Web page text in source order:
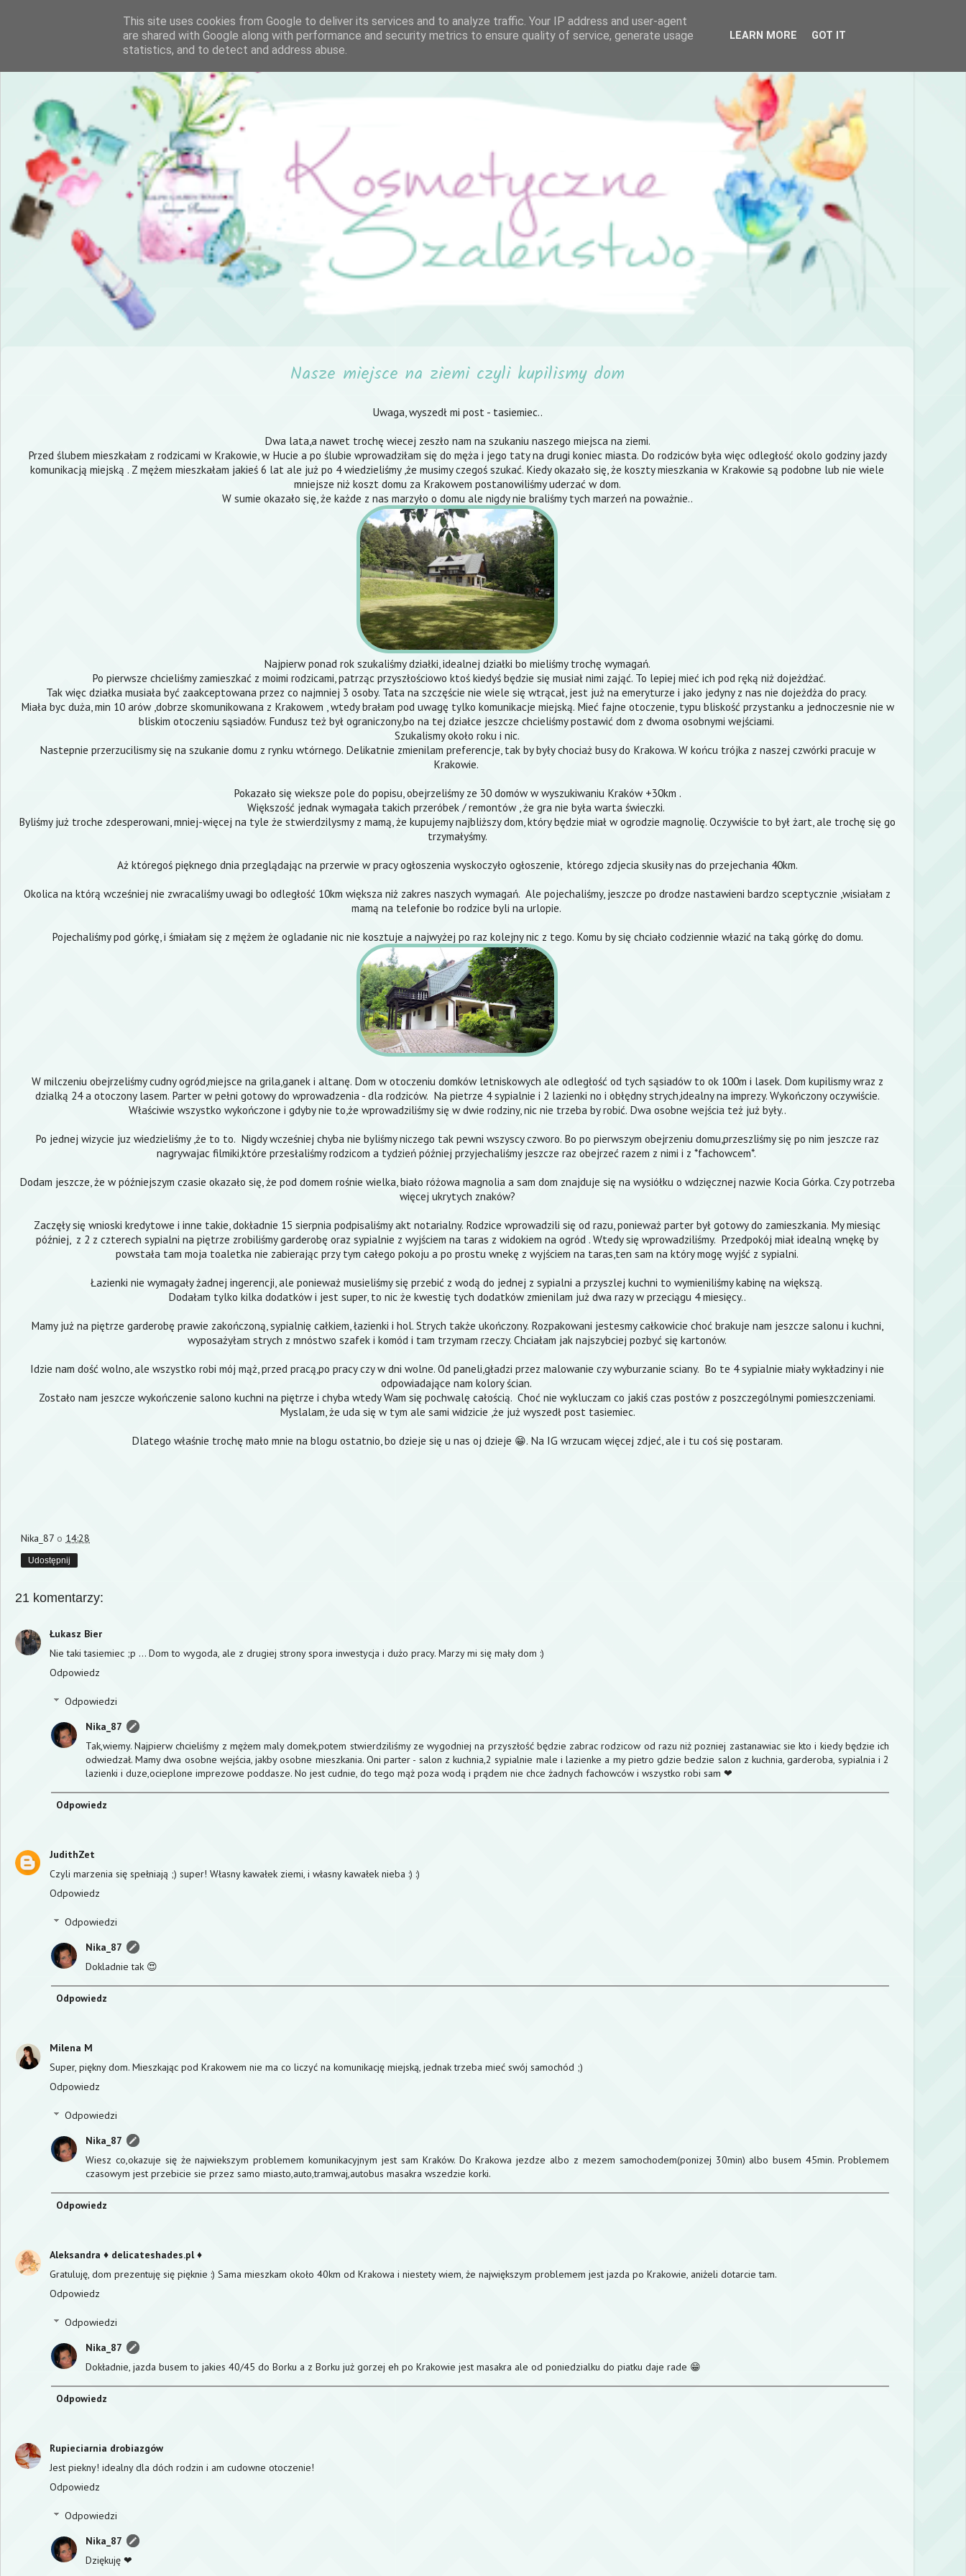
Nasze miejsce na ziemi czyli kupilismy dom
Uwaga, wyszedł mi post - tasiemiec..
Dwa lata,a nawet trochę wiecej zeszło nam na szukaniu naszego miejsca na ziemi.
Przed ślubem mieszkałam z rodzicami w Krakowie, w Hucie a po ślubie wprowadziłam się do męża i jego taty na drugi koniec miasta. Do rodziców była więc odległość okolo godziny jazdy
komunikacją miejską . Z mężem mieszkałam jakieś 6 lat ale już po 4 wiedzieliśmy ,że musimy czegoś szukać. Kiedy okazało się, że koszty mieszkania w Krakowie są podobne lub nie wiele
mniejsze niż koszt domu za Krakowem postanowiliśmy uderzać w dom.
W sumie okazało się, że każde z nas marzyło o domu ale nigdy nie braliśmy tych marzeń na poważnie..
Najpierw ponad rok szukaliśmy działki, idealnej działki bo mieliśmy trochę wymagań.
Po pierwsze chcieliśmy zamieszkać z moimi rodzicami, patrząc przyszłościowo ktoś kiedyś będzie się musiał nimi zająć. To lepiej mieć ich pod ręką niż dojeżdżać.
Tak więc działka musiała być zaakceptowana przez co najmniej 3 osoby. Tata na szczęście nie wiele się wtrącał, jest już na emeryturze i jako jedyny z nas nie dojeżdża do pracy.
Miała byc duża, min 10 arów ,dobrze skomunikowana z Krakowem , wtedy brałam pod uwagę tylko komunikacje miejską. Mieć fajne otoczenie, typu bliskość przystanku a jednoczesnie nie w
bliskim otoczeniu sąsiadów. Fundusz też był ograniczony,bo na tej działce jeszcze chcieliśmy postawić dom z dwoma osobnymi wejściami.
Szukalismy około roku i nic.
Nastepnie przerzucilismy się na szukanie domu z rynku wtórnego. Delikatnie zmienilam preferencje, tak by były chociaż busy do Krakowa. W końcu trójka z naszej czwórki pracuje w
Krakowie.
Pokazało się wieksze pole do popisu, obejrzeliśmy ze 30 domów w wyszukiwaniu Kraków +30km .
Większość jednak wymagała takich przeróbek / remontów , że gra nie była warta świeczki.
Byliśmy już troche zdesperowani, mniej-więcej na tyle że stwierdzilysmy z mamą, że kupujemy najbliższy dom, który będzie miał w ogrodzie magnolię. Oczywiście to był żart, ale trochę się go
trzymałyśmy.
Aż któregoś pięknego dnia przeglądając na przerwie w pracy ogłoszenia wyskoczyło ogłoszenie, którego zdjecia skusiły nas do przejechania 40km.
Okolica na którą wcześniej nie zwracaliśmy uwagi bo odległość 10km większa niż zakres naszych wymagań. Ale pojechaliśmy, jeszcze po drodze nastawieni bardzo sceptycznie ,wisiałam z
mamą na telefonie bo rodzice byli na urlopie.
Pojechaliśmy pod górkę, i śmiałam się z mężem że ogladanie nic nie kosztuje a najwyżej po raz kolejny nic z tego. Komu by się chciało codziennie włazić na taką górkę do domu.
W milczeniu obejrzeliśmy cudny ogród,miejsce na grila,ganek i altanę. Dom w otoczeniu domków letniskowych ale odległość od tych sąsiadów to ok 100m i lasek. Dom kupilismy wraz z
dzialką 24 a otoczony lasem. Parter w pełni gotowy do wprowadzenia - dla rodziców. Na pietrze 4 sypialnie i 2 lazienki no i obłędny strych,idealny na imprezy. Wykończony oczywiście.
Właściwie wszystko wykończone i gdyby nie to,że wprowadziliśmy się w dwie rodziny, nic nie trzeba by robić. Dwa osobne wejścia też już były..
Po jednej wizycie juz wiedzieliśmy ,że to to. Nigdy wcześniej chyba nie byliśmy niczego tak pewni wszyscy czworo. Bo po pierwszym obejrzeniu domu,przeszliśmy się po nim jeszcze raz
nagrywajac filmiki,które przesłaliśmy rodzicom a tydzień później przyjechaliśmy jeszcze raz obejrzeć razem z nimi i z *fachowcem*.
Dodam jeszcze, że w późniejszym czasie okazało się, że pod domem rośnie wielka, biało różowa magnolia a sam dom znajduje się na wysiółku o wdzięcznej nazwie Kocia Górka. Czy potrzeba
więcej ukrytych znaków?
Zaczęły się wnioski kredytowe i inne takie, dokładnie 15 sierpnia podpisaliśmy akt notarialny. Rodzice wprowadzili się od razu, ponieważ parter był gotowy do zamieszkania. My miesiąc
później, z 2 z czterech sypialni na piętrze zrobiliśmy garderobę oraz sypialnie z wyjściem na taras z widokiem na ogród . Wtedy się wprowadziliśmy. Przedpokój miał idealną wnękę by
powstała tam moja toaletka nie zabierając przy tym całego pokoju a po prostu wnekę z wyjściem na taras,ten sam na który mogę wyjść z sypialni.
Łazienki nie wymagały żadnej ingerencji, ale ponieważ musieliśmy się przebić z wodą do jednej z sypialni a przyszlej kuchni to wymieniliśmy kabinę na większą.
Dodałam tylko kilka dodatków i jest super, to nic że kwestię tych dodatków zmienilam już dwa razy w przeciągu 4 miesięcy..
Mamy już na piętrze garderobę prawie zakończoną, sypialnię całkiem, łazienki i hol. Strych także ukończony. Rozpakowani jestesmy całkowicie choć brakuje nam jeszcze salonu i kuchni,
wyposażyłam strych z mnóstwo szafek i komód i tam trzymam rzeczy. Chciałam jak najszybciej pozbyć się kartonów.
Idzie nam dość wolno, ale wszystko robi mój mąż, przed pracą,po pracy czy w dni wolne. Od paneli,gładzi przez malowanie czy wyburzanie sciany. Bo te 4 sypialnie miały wykładziny i nie
odpowiadające nam kolory ścian.
Zostało nam jeszcze wykończenie salono kuchni na piętrze i chyba wtedy Wam się pochwalę całością. Choć nie wykluczam co jakiś czas postów z poszczególnymi pomieszczeniami.
Myslalam, że uda się w tym ale sami widzicie ,że już wyszedł post tasiemiec.
Dlatego właśnie trochę mało mnie na blogu ostatnio, bo dzieje się u nas oj dzieje 😁. Na IG wrzucam więcej zdjeć, ale i tu coś się postaram.
Nika_87 o 14:28
Udostępnij
21 komentarzy:
Łukasz Bier
Nie taki tasiemiec ;p ... Dom to wygoda, ale z drugiej strony spora inwestycja i dużo pracy. Marzy mi się mały dom :)
Odpowiedz
Odpowiedzi
Nika_87
Tak,wiemy. Najpierw chcieliśmy z mężem maly domek,potem stwierdziliśmy ze wygodniej na przyszłość będzie zabrac rodzicow od razu niż pozniej zastanawiac sie kto i kiedy będzie ich
odwiedzał. Mamy dwa osobne wejścia, jakby osobne mieszkania. Oni parter - salon z kuchnia,2 sypialnie male i lazienke a my pietro gdzie bedzie salon z kuchnia, garderoba, sypialnia i 2
lazienki i duze,ocieplone imprezowe poddasze. No jest cudnie, do tego mąż poza wodą i prądem nie chce żadnych fachowców i wszystko robi sam ❤
Odpowiedz
JudithZet
Czyli marzenia się spełniają ;) super! Własny kawałek ziemi, i własny kawałek nieba :) :)
Odpowiedz
Odpowiedzi
Nika_87
Dokladnie tak 😍
Odpowiedz
Milena M
Super, piękny dom. Mieszkając pod Krakowem nie ma co liczyć na komunikację miejską, jednak trzeba mieć swój samochód ;)
Odpowiedz
Odpowiedzi
Nika_87
Wiesz co,okazuje się że najwiekszym problemem komunikacyjnym jest sam Kraków. Do Krakowa jezdze albo z mezem samochodem(ponizej 30min) albo busem 45min. Problemem
czasowym jest przebicie sie przez samo miasto,auto,tramwaj,autobus masakra wszedzie korki.
Odpowiedz
Aleksandra ♦ delicateshades.pl ♦
Gratuluję, dom prezentuję się pięknie :) Sama mieszkam około 40km od Krakowa i niestety wiem, że największym problemem jest jazda po Krakowie, aniżeli dotarcie tam.
Odpowiedz
Odpowiedzi
Nika_87
Dokładnie, jazda busem to jakies 40/45 do Borku a z Borku już gorzej eh po Krakowie jest masakra ale od poniedzialku do piatku daje rade 😁
Odpowiedz
Rupieciarnia drobiazgów
Jest piekny! idealny dla dóch rodzin i am cudowne otoczenie!
Odpowiedz
Odpowiedzi
Nika_87
Dziękuję ❤
This site uses cookies from Google to deliver its services and to analyze traffic. Your IP address and user-agent
are shared with Google along with performance and security metrics to ensure quality of service, generate usage
statistics, and to detect and address abuse.
LEARN MORE GOT IT